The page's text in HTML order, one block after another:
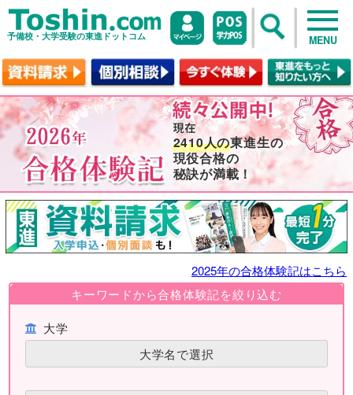
予備校・大学受験の東進ドットコム MENU
2410人の東進生の
現役合格の
秘訣が満載！
2025年の合格体験記はこちら
キーワードから合格体験記を絞り込む
大学
大学名で選択